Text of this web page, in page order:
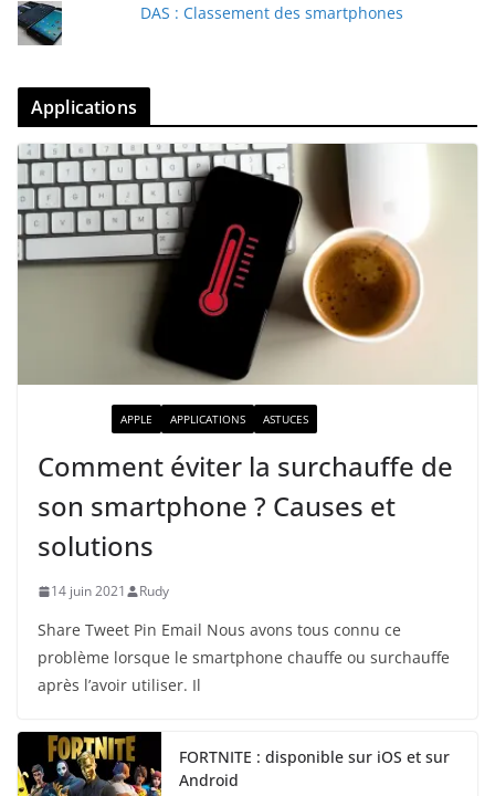
DAS : Classement des smartphones
Applications
APPLE APPLICATIONS ASTUCES
Comment éviter la surchauffe de
son smartphone ? Causes et
solutions
14 juin 2021 Rudy
Share Tweet Pin Email Nous avons tous connu ce
problème lorsque le smartphone chauffe ou surchauffe
après l’avoir utiliser. Il
FORTNITE : disponible sur iOS et sur
Android